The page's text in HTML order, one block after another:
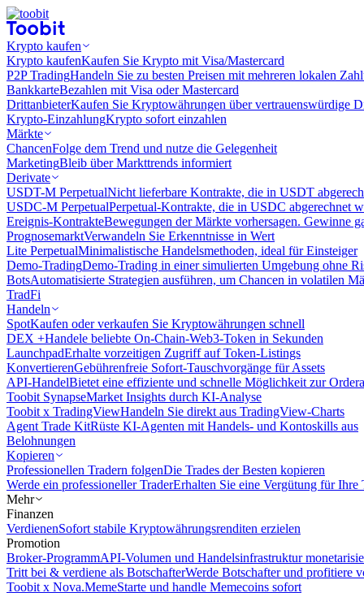
Krypto kaufen
Krypto kaufenKaufen Sie Krypto mit Visa/Mastercard
P2P TradingHandeln Sie zu besten Preisen mit mehreren lokalen
BankkarteBezahlen mit Visa oder Mastercard
DrittanbieterKaufen Sie Kryptowährungen über vertrauenswürdige
Krypto-EinzahlungKrypto sofort einzahlen
Märkte
ChancenFolge dem Trend und nutze die Gelegenheit
MarketingBleib über Markttrends informiert
Derivate
USDT-M PerpetualNicht lieferbare Kontrakte, die in USDT
USDC-M PerpetualPerpetual-Kontrakte, die in USDC abgerechnet
Ereignis-KontrakteBewegungen der Märkte vorhersagen. Gewinne
PrognosemarktVerwandeln Sie Erkenntnisse in Wert
Lite PerpetualMinimalistische Handelsmethoden, ideal für Einsteiger
Demo-TradingDemo-Trading in einer simulierten Umgebung ohne
BotsAutomatisierte Strategien ausführen, um Chancen in volatilen
TradFi
Handeln
SpotKaufen oder verkaufen Sie Kryptowährungen schnell
DEX +Handele beliebte On-Chain-Web3-Token in Sekunden
LaunchpadErhalte vorzeitigen Zugriff auf Token-Listings
KonvertierenGebührenfreie Sofort-Tauschvorgänge für Assets
API-HandelBietet eine effiziente und schnelle Möglichkeit zur
Toobit SynapseMarket Insights durch KI-Analyse
Toobit x TradingViewHandeln Sie direkt aus TradingView-Charts
Agent Trade KitRüste KI-Agenten mit Handels- und Kontoskills aus
Belohnungen
Kopieren
Professionellen Tradern folgenDie Trades der Besten kopieren
Werde ein professioneller TraderErhalten Sie eine Vergütung für Ihre
Mehr
Finanzen
VerdienenSofort stabile Kryptowährungsrenditen erzielen
Promotion
Broker-ProgrammAPI-Volumen und Handelsinfrastruktur
Tritt bei & verdiene als BotschafterWerde Botschafter und profitiere
Toobit x Nova.MemeStarte und handle Memecoins sofort